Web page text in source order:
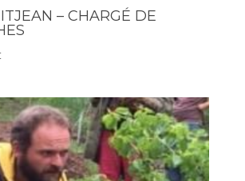
– CHARGÉ DE